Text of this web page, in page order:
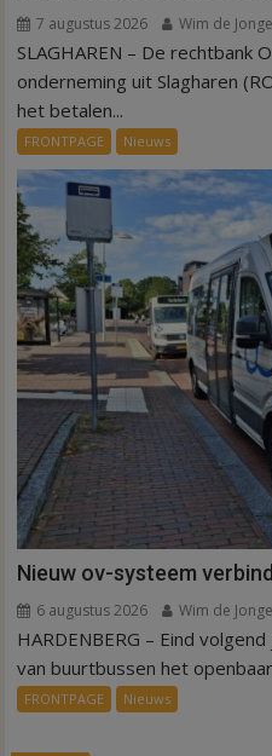
7 augustus 2026 Wim de Jonge
SLAGHAREN – De rechtbank
onderneming uit Slagharen
het betalen...
FRONTPAGE Nieuws
Nieuw ov-systeem
6 augustus 2026 Wim de Jonge
HARDENBERG – Eind
van buurtbussen het
FRONTPAGE Nieuws